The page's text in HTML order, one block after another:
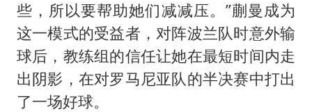
些，所以要帮助她们减减压。”蒯曼成为
这一模式的受益者，对阵波兰队时意外输
球后，教练组的信任让她在最短时间内走
出阴影，在对罗马尼亚队的半决赛中打出
了一场好球。